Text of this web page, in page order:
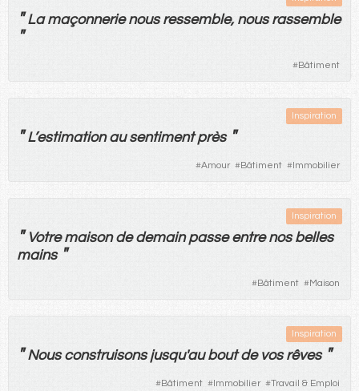
" La maçonnerie nous ressemble, nous rassemble
"
#Bâtiment
Inspiration
"L’estimation au sentiment près "
#Amour #Bâtiment #Immobilier
Inspiration
" Votre maison de demain passe entre nos belles
mains "
#Bâtiment #Maison
Inspiration
" Nous construisons jusqu'au bout de vos rêves "
#Bâtiment #Immobilier #Travail & Emploi